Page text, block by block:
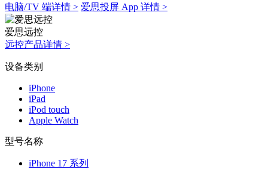
电脑/TV 端详情 > 爱思投屏 App 详情 >
爱思远控
远控产品详情 >
设备类别
iPhone
iPad
iPod touch
Apple Watch
型号名称
iPhone 17 系列